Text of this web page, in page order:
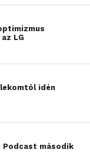
LG
idén
Podcast második